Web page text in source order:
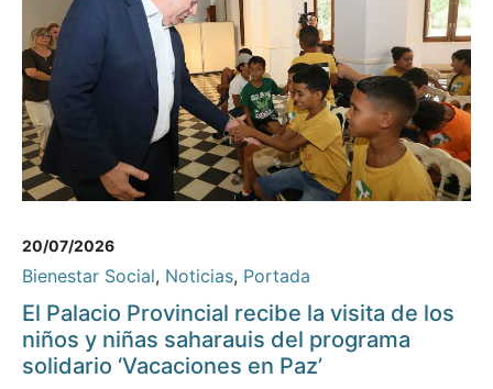
20/07/2026
Bienestar Social, Noticias, Portada
El Palacio Provincial recibe la visita de los
niños y niñas saharauis del programa
solidario ‘Vacaciones en Paz’